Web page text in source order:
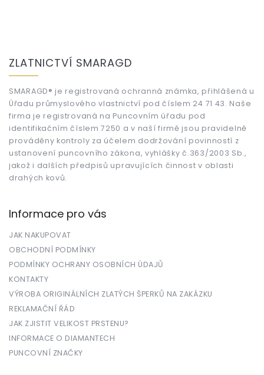
ZLATNICTVÍ SMARAGD
SMARAGD® je registrovaná ochranná známka, přihlášená u
Úřadu průmyslového vlastnictví pod číslem 24 71 43. Naše
firma je registrovaná na Puncovním úřadu pod
identifikačním číslem 7250 a v naší firmě jsou pravidelně
prováděny kontroly za účelem dodržování povinností z
ustanovení puncovního zákona, vyhlášky č.363/2003 Sb.,
jakož i dalších předpisů upravujících činnost v oblasti
drahých kovů.
Informace pro vás
JAK NAKUPOVAT
OBCHODNÍ PODMÍNKY
PODMÍNKY OCHRANY OSOBNÍCH ÚDAJŮ
KONTAKTY
VÝROBA ORIGINÁLNÍCH ZLATÝCH ŠPERKŮ NA ZAKÁZKU
REKLAMAČNÍ ŘÁD
JAK ZJISTIT VELIKOST PRSTENU?
INFORMACE O DIAMANTECH
PUNCOVNÍ ZNAČKY